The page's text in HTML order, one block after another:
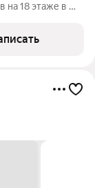
престижных